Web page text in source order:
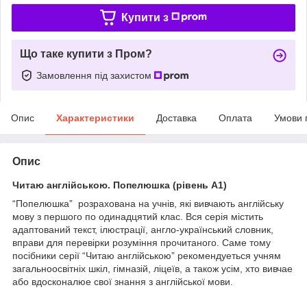
Купити з
Що таке купити з Пром?
Замовлення під захистом
Опис Характеристики Доставка Оплата Умови
Опис
Читаю англійською. Попелюшка (рівень А1)
“Попелюшка” розрахована на учнів, які вивчають англійську
мову з першого по одинадцятий клас. Вся серія містить
адаптований текст, ілюстрації, англо-український словник,
вправи для перевірки розуміння прочитаного. Саме тому
посібники серії “Читаю англiйською” рекомендуеться учням
загальноосвiтнiх шкiл, гiмназiй, лiцеїв, а також усiм, хто вивчае
або вдосконалюе свої знання з англiйської мови.